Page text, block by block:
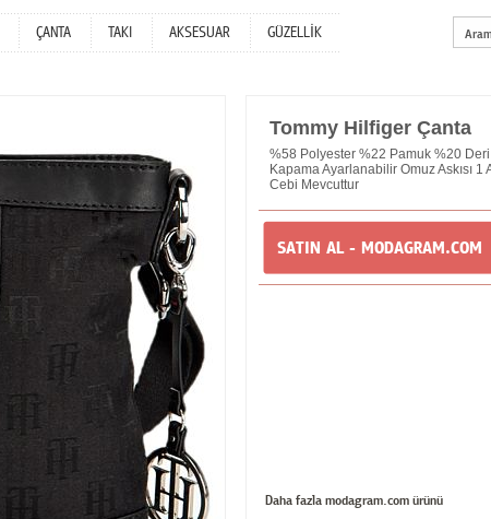
ÇANTA TAKI AKSESUAR GÜZELLİK
Tommy Hilfiger Çanta
%58 Polyester %22 Pamuk %20
Kapama Ayarlanabilir Omuz Askısı 1
Cebi Mevcuttur
SATIN AL - MODAGRAM.COM
Daha fazla modagram.com ürünü